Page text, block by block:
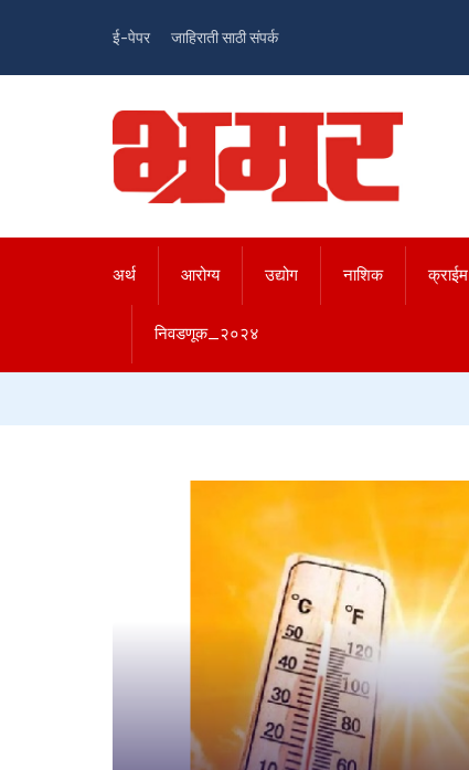
ई-पेपर जाहिराती साठी संपर्क
अर्थ आरोग्य उद्योग नाशिक क्राईम
निवडणूक_२०२४